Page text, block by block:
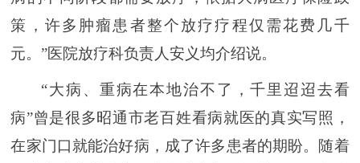
策，许多肿瘤患者整个放疗疗程仅需花费几千
元。”医院放疗科负责人安义均介绍说。
“大病、重病在本地治不了，千里迢迢去看
病”曾是很多昭通市老百姓看病就医的真实写照，
在家门口就能治好病，成了许多患者的期盼。随着